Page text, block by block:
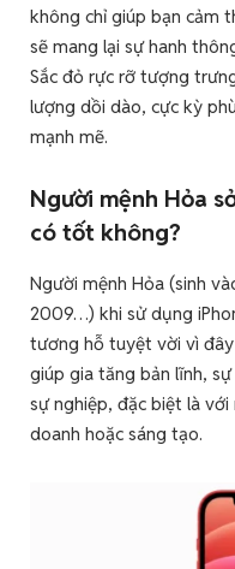
không chỉ giúp bạn cảm
sẽ mang lại sự hanh
Sắc đỏ rực rỡ tượng
lượng dồi dào, cực kỳ
mạnh mẽ.
Người mệnh Hỏa
có tốt không?
Người mệnh Hỏa (sinh
2009…) khi sử dụng
tương hỗ tuyệt vời vì đây
giúp gia tăng bản lĩnh,
sự nghiệp, đặc biệt là
doanh hoặc sáng tạo.